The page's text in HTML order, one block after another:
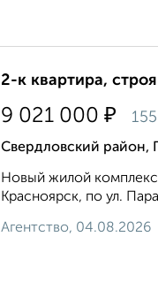
2-к квартира,
9 021 000 ₽
Свердловский район,
Новый жилой комплекс
Красноярск, по ул.
Агентство, 04.08.2026